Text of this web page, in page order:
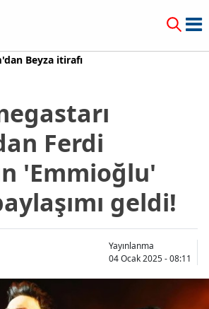
Beyza itirafı
Ferdi
'Emmioğlu'
geldi!
Yayınlanma
04 Ocak 2025 - 08:11